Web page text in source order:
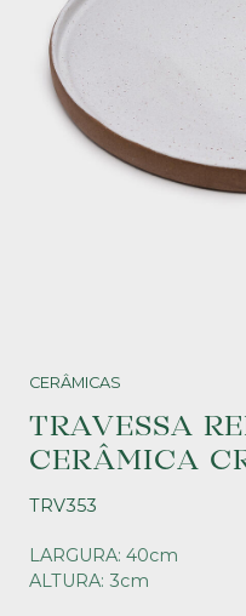
CERÂMICAS
TRAVESSA
CERÂMICA
TRV353
LARGURA: 40cm
ALTURA: 3cm